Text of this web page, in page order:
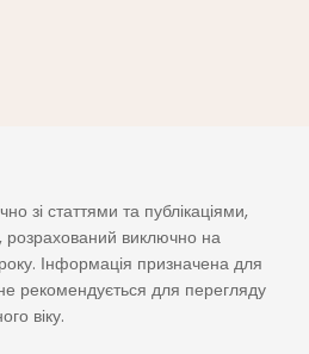
зі статтями та публікаціями,
розрахований виключно на
Інформація призначена для
не рекомендується для перегляду
віку.